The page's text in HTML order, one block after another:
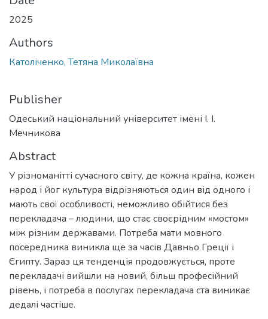
2025
Authors
Католіченко, Тетяна Миколаївна
Publisher
Одеський національний університет імені І. І.
Мечникова
Abstract
У різноманітті сучасного світу, де кожна країна, кожен
народ і йог культура відрізняються один від одного і
мають свої особливості, неможливо обійтися без
перекладача – людини, що стає своєрідним «мостом»
між різним державами. Потреба мати мовного
посередника виникла ще за часів Давньо Греції і
Єгипту. Зараз ця тенденція продовжується, проте
перекладачі вийшли на новий, більш професійний
рівень, і потреба в послугах перекладача ста виникає
дедалі частіше.